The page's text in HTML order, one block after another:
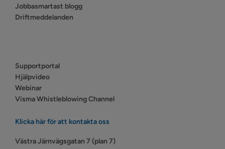
Jobbasmartast blogg
Driftmeddelanden
Supportportal
Hjälpvideo
Webinar
Visma Whistleblowing Channel
Klicka här för att kontakta oss
Västra Järnvägsgatan 7 (plan 7)